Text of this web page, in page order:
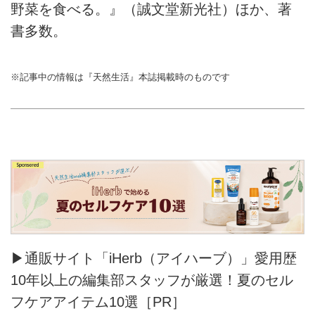
野菜を食べる。』（誠文堂新光社）ほか、著
書多数。
※記事中の情報は『天然生活』本誌掲載時のものです
▶通販サイト「iHerb（アイハーブ）」愛用歴
10年以上の編集部スタッフが厳選！夏のセル
フケアアイテム10選［PR］